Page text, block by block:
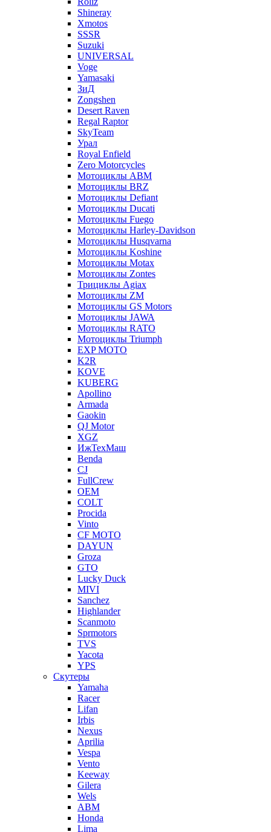
Shineray
Xmotos
SSSR
Suzuki
UNIVERSAL
Voge
Yamasaki
ЗиД
Zongshen
Desert Raven
Regal Raptor
SkyTeam
Урал
Royal Enfield
Zero Motorcycles
Мотоциклы ABM
Мотоциклы BRZ
Мотоциклы Defiant
Мотоциклы Ducati
Мотоциклы Fuego
Мотоциклы Harley-Davidson
Мотоциклы Husqvarna
Мотоциклы Koshine
Мотоциклы Motax
Мотоциклы Zontes
Трициклы Agiax
Мотоциклы ZM
Мотоциклы GS Motors
Мотоциклы JAWA
Мотоциклы RATO
Мотоциклы Triumph
EXP MOTO
K2R
KOVE
KUBERG
Apollino
Armada
Gaokin
QJ Motor
XGZ
ИжТехМаш
Benda
CJ
FullCrew
OEM
COLT
Procida
Vinto
CF MOTO
DAYUN
Groza
GTO
Lucky Duck
MIVI
Sanchez
Highlander
Scanmoto
Sprmotors
TVS
Yacota
YPS
Скутеры
Yamaha
Racer
Lifan
Irbis
Nexus
Aprilia
Vespa
Vento
Keeway
Gilera
Wels
ABM
Honda
Lima